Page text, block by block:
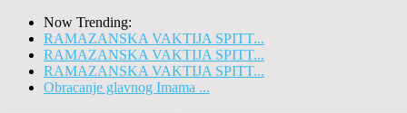
Now Trending:
RAMAZANSKA VAKTIJA SPITT...
RAMAZANSKA VAKTIJA SPITT...
RAMAZANSKA VAKTIJA SPITT...
Obracanje glavnog Imama ...